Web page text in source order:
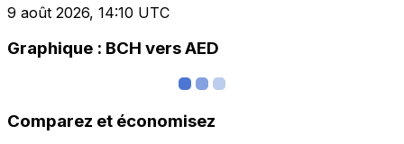
9 août 2026, 14:10 UTC
Graphique : BCH vers AED
Comparez et économisez